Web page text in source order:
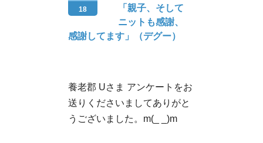
18
「親子、そして
ニットも感謝、
感謝してます」（デグー）
養老郡 Uさま アンケートをお
送りくださいましてありがと
うございました。m(_ _)m